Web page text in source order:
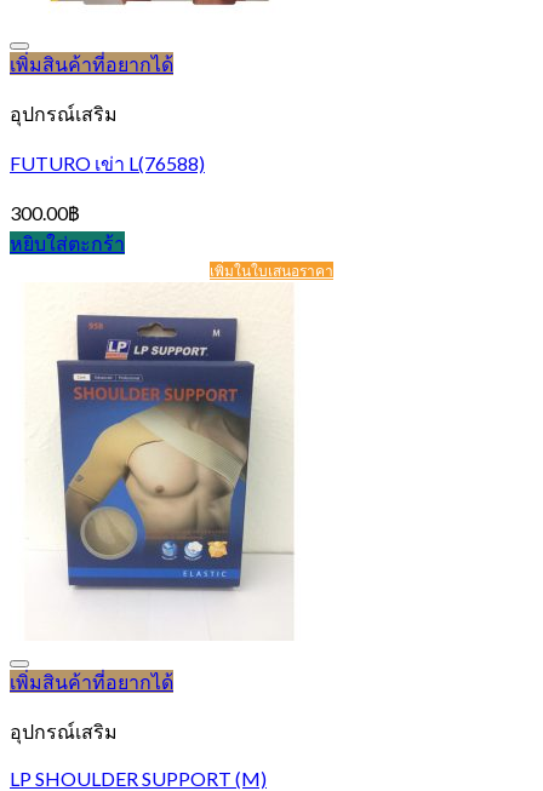
เพิ่มสินค้าที่อยากได้
อุปกรณ์เสริม
FUTURO เข่า L(76588)
300.00฿
หยิบใส่ตะกร้า
เพิ่มในใบเสนอราคา
เพิ่มสินค้าที่อยากได้
อุปกรณ์เสริม
LP SHOULDER SUPPORT (M)